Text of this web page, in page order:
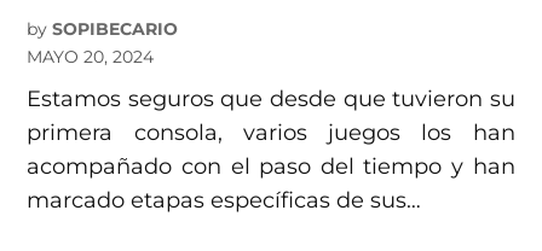
by SOPIBECARIO
MAYO 20, 2024
Estamos seguros que desde que tuvieron su
primera consola, varios juegos los han
acompañado con el paso del tiempo y han
marcado etapas específicas de sus…